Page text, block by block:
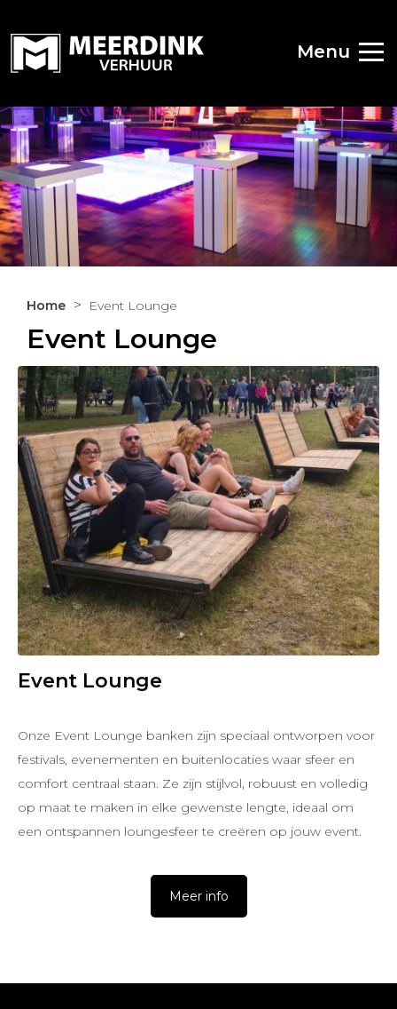
Menu
Home Event Lounge
Event Lounge
Event Lounge
Onze Event Lounge banken zijn speciaal ontworpen voor
festivals, evenementen en buitenlocaties waar sfeer en
comfort centraal staan. Ze zijn stijlvol, robuust en volledig
op maat te maken in elke gewenste lengte, ideaal om
een ontspannen loungesfeer te creëren op jouw event.
Meer info